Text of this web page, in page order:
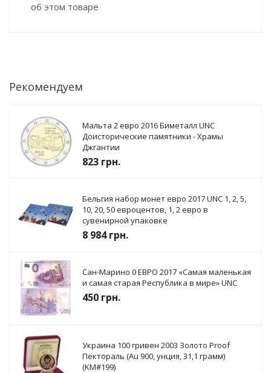
об этом товаре
Рекомендуем
Мальта 2 евро 2016 Биметалл UNC
Доисторические памятники - Храмы
Джгантии
823 грн.
Бельгия набор монет евро 2017 UNC 1, 2, 5,
10, 20, 50 евроцентов, 1, 2 евро в
сувенирной упаковке
8 984грн.
Сан-Марино 0 ЕВРО 2017 «Самая маленькая
и самая старая Республика в мире» UNC
450 грн.
Украина 100 гривен 2003 Золото Proof
Пектораль (Au 900, унция, 31,1 грамм)
(KM#199)